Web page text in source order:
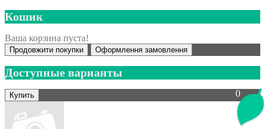
Кошик
Ваша корзина пуста!
Продовжити покупки Оформлення замовлення
0
Доступные варианты